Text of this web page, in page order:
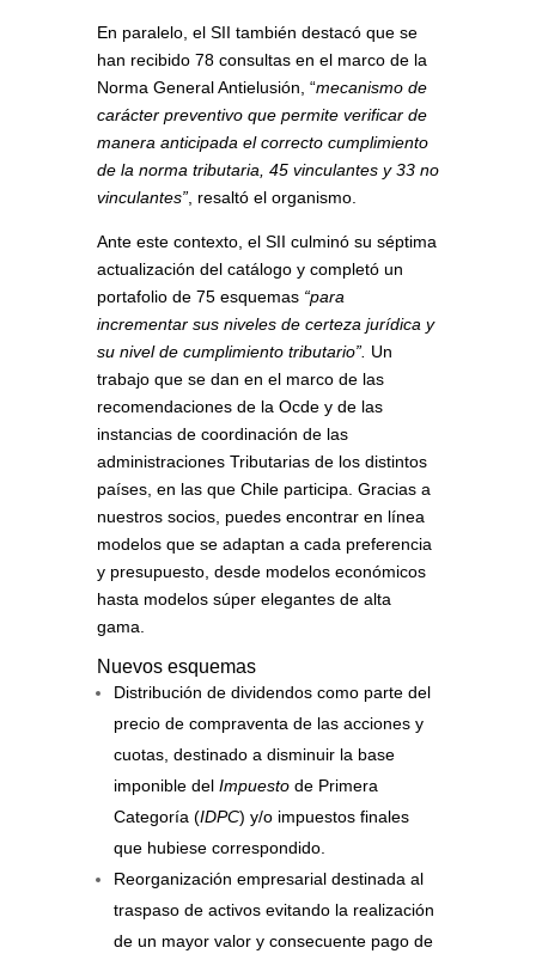
En paralelo, el SII también destacó que se
han recibido 78 consultas en el marco de la
Norma General Antielusión, “mecanismo de
carácter preventivo que permite verificar de
manera anticipada el correcto cumplimiento
de la norma tributaria, 45 vinculantes y 33 no
vinculantes”, resaltó el organismo.
Ante este contexto, el SII culminó su séptima
actualización del catálogo y completó un
portafolio de 75 esquemas“para
incrementar sus niveles de certeza jurídica y
su nivel de cumplimiento tributario”. Un
trabajo que se dan en el marco de las
recomendaciones de la Ocde y de las
instancias de coordinación de las
administraciones Tributarias de los distintos
países, en las que Chile participa. Gracias a
nuestros socios, puedes encontrar en línea
modelos que se adaptan a cada preferencia
y presupuesto, desde modelos económicos
hasta modelos súper elegantes de alta
gama.
Nuevos esquemas
Distribución de dividendos como parte del
precio de compraventa de las acciones y
cuotas, destinado a disminuir la base
imponible del Impuestode Primera
Categoría (IDPC) y/o impuestos finales
que hubiese correspondido.
Reorganización empresarial destinada al
traspaso de activos evitando la realización
de un mayor valor y consecuente pago de